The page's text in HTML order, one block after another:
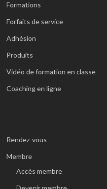
Formations
Forfaits de service
Adhésion
Produits
Vidéo de formation en classe
Coaching en ligne
Rendez-vous
Membre
Accès membre